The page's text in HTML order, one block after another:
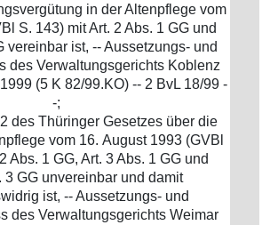
in der Altenpflege vom
S. 143) mit Art. 2 Abs. 1 GG und
vereinbar ist, -- Aussetzungs- und
des Verwaltungsgerichts Koblenz
(5 K 82/99.KO) -- 2 BvL 18/99 -
-;
des Thüringer Gesetzes über die
vom 16. August 1993 (GVBl
Abs. 1 GG, Art. 3 Abs. 1 GG und
3 GG unvereinbar und damit
ist, -- Aussetzungs- und
des Verwaltungsgerichts Weimar